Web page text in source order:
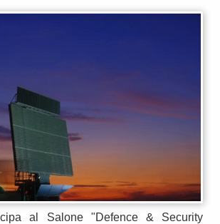
al Salone "Defence & Security